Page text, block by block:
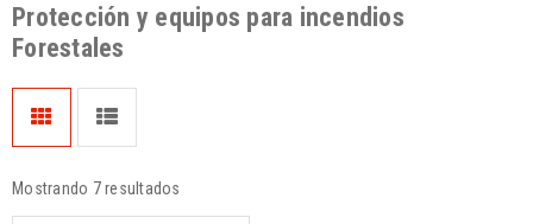
Protección y equipos para incendios
Forestales
Mostrando 7 resultados